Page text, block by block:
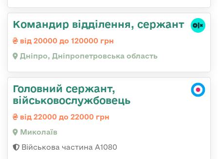
Командир відділення, сержант
від 20000 до 120000 грн
Дніпро, Дніпропетровська область
Головний сержант,
військовослужбовець
від 22000 до 22000 грн
Миколаїв
Військова частина А1080